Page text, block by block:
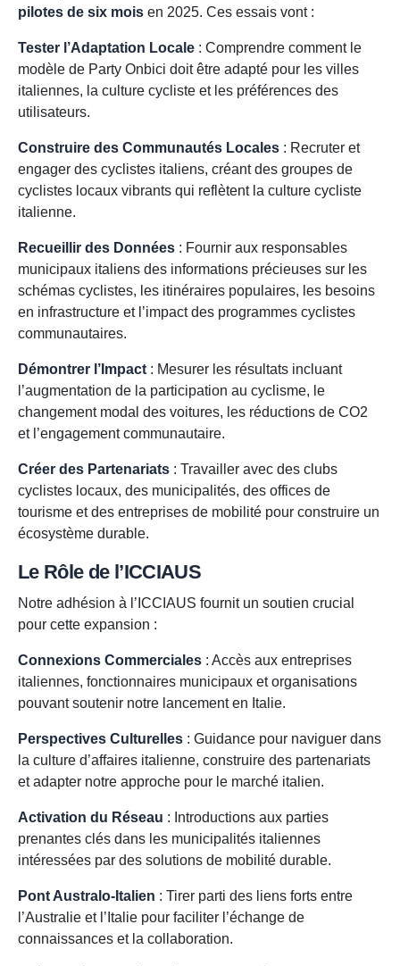
pilotes de six mois en 2025. Ces essais vont :
Tester l’Adaptation Locale : Comprendre comment le
modèle de Party Onbici doit être adapté pour les villes
italiennes, la culture cycliste et les préférences des
utilisateurs.
Construire des Communautés Locales : Recruter et
engager des cyclistes italiens, créant des groupes de
cyclistes locaux vibrants qui reflètent la culture cycliste
italienne.
Recueillir des Données : Fournir aux responsables
municipaux italiens des informations précieuses sur les
schémas cyclistes, les itinéraires populaires, les besoins
en infrastructure et l’impact des programmes cyclistes
communautaires.
Démontrer l’Impact: Mesurer les résultats incluant
l’augmentation de la participation au cyclisme, le
changement modal des voitures, les réductions de CO2
et l’engagement communautaire.
Créer des Partenariats : Travailler avec des clubs
cyclistes locaux, des municipalités, des offices de
tourisme et des entreprises de mobilité pour construire un
écosystème durable.
Le Rôle de l’ICCIAUS
Notre adhésion à l’ICCIAUS fournit un soutien crucial
pour cette expansion :
Connexions Commerciales : Accès aux entreprises
italiennes, fonctionnaires municipaux et organisations
pouvant soutenir notre lancement en Italie.
Perspectives Culturelles : Guidance pour naviguer dans
la culture d’affaires italienne, construire des partenariats
et adapter notre approche pour le marché italien.
Activation du Réseau : Introductions aux parties
prenantes clés dans les municipalités italiennes
intéressées par des solutions de mobilité durable.
Pont Australo-Italien : Tirer parti des liens forts entre
l’Australie et l’Italie pour faciliter l’échange de
connaissances et la collaboration.